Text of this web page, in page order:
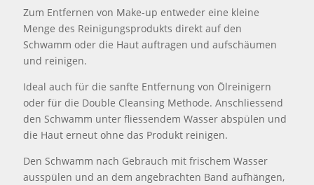
Zum Entfernen von Make-up entweder eine kleine
Menge des Reinigungsprodukts direkt auf den
Schwamm oder die Haut auftragen und aufschäumen
und reinigen.
Ideal auch für die sanfte Entfernung von Ölreinigern
oder für die Double Cleansing Methode. Anschliessend
den Schwamm unter fliessendem Wasser abspülen und
die Haut erneut ohne das Produkt reinigen.
Den Schwamm nach Gebrauch mit frischem Wasser
ausspülen und an dem angebrachten Band aufhängen,